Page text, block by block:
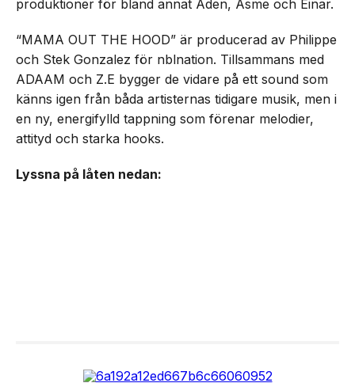
produktioner för bland annat Aden, Asme och Einar.
“MAMA OUT THE HOOD” är producerad av Philippe
och Stek Gonzalez för nblnation. Tillsammans med
ADAAM och Z.E bygger de vidare på ett sound som
känns igen från båda artisternas tidigare musik, men i
en ny, energifylld tappning som förenar melodier,
attityd och starka hooks.
Lyssna på låten nedan: